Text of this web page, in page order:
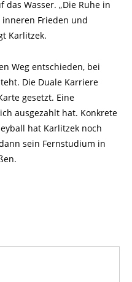
Wasser. „Die Ruhe in
Frieden und
Karlitzek.
Weg entschieden, bei
Die Duale Karriere
gesetzt. Eine
ausgezahlt hat. Konkrete
hat Karlitzek noch
sein Fernstudium in